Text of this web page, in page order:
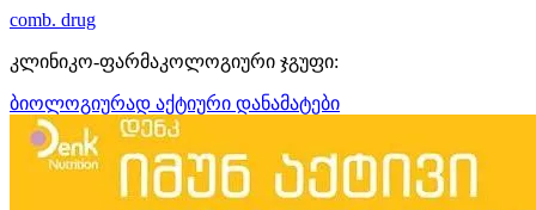
comb. drug
კლინიკო-ფარმაკოლოგიური ჯგუფი:
ბიოლოგიურად აქტიური დანამატები